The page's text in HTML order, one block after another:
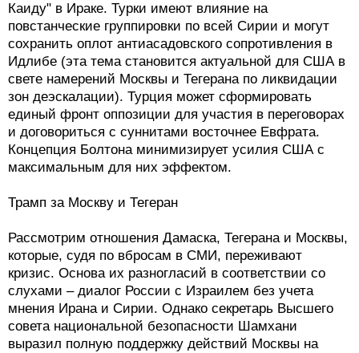
Каиду" в Ираке. Турки имеют влияние на
повстанческие группировки по всей Сирии и могут
сохранить оплот антиасадовского сопротивления в
Идлибе (эта тема становится актуальной для США в
свете намерений Москвы и Тегерана по ликвидации
зон деэскалации). Турция может сформировать
единый фронт оппозиции для участия в переговорах
и договориться с суннитами восточнее Евфрата.
Концепция Болтона минимизирует усилия США с
максимальным для них эффектом.
Трамп за Москву и Тегеран
Рассмотрим отношения Дамаска, Тегерана и Москвы,
которые, судя по вбросам в СМИ, переживают
кризис. Основа их разногласий в соответствии со
слухами – диалог России с Израилем без учета
мнения Ирана и Сирии. Однако секретарь Высшего
совета национальной безопасности Шамхани
выразил полную поддержку действий Москвы на